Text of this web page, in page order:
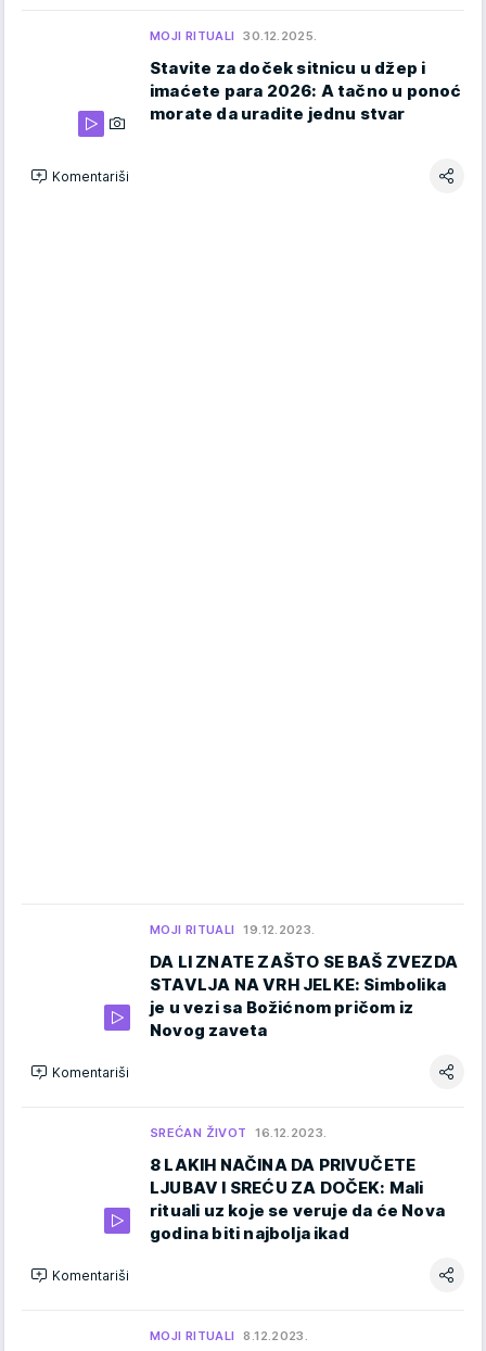
MOJI RITUALI 30.12.2025.
Stavite za doček sitnicu u džep i
imaćete para 2026: A tačno u ponoć
morate da uradite jednu stvar
Komentariši
MOJI RITUALI 19.12.2023.
DA LI ZNATE ZAŠTO SE BAŠ ZVEZDA
STAVLJA NA VRH JELKE: Simbolika
je u vezi sa Božićnom pričom iz
Novog zaveta
Komentariši
SREĆAN ŽIVOT 16.12.2023.
8 LAKIH NAČINA DA PRIVUČETE
LJUBAV I SREĆU ZA DOČEK: Mali
rituali uz koje se veruje da će Nova
godina biti najbolja ikad
Komentariši
MOJI RITUALI 8.12.2023.